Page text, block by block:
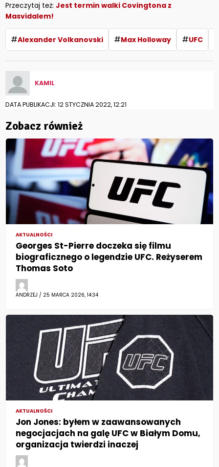
Przeczytaj też:Jest termin walki Covingtona z
Masvidalem!
#Alexander Volkanovski #Max Holloway #UFC
KAMIL
DATA PUBLIKACJI: 12 STYCZNIA 2022, 12:21
Zobacz również
AKTUALNOŚCI
Georges St-Pierre doczeka się filmu
biograficznego o legendzie UFC. Reżyserem
Thomas Soto
ANDRZEJ / 25 MARCA 2026, 14:34
AKTUALNOŚCI
Jon Jones: byłem w zaawansowanych
negocjacjach na galę UFC w Białym Domu,
organizacja twierdzi inaczej